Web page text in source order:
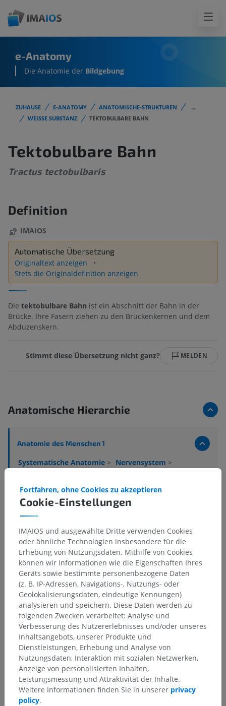
e-Anatomy
Die Anatomie der Bildgebung
ZUHAUSE E-ANATOMY ANATOMISCHE-STRUKTUREN
...
WEISSE SUBSTANZ
TEKTOBULBARE BAHN
Tektobulbare Bahn
Tractus tectobulbaris
Definition
IMAIOS
Automatische Übersetzung
Originaltext anzeigen
Stets die Originaldefinition anzeigen
Die tektobulbare Bahn ist ein Abschnitt der Bahn in der
Brücke. Ihre Fasern ziehen zu den Brückenkernen und dem
Abduzenskern.
Stimmt diese Übersetzung nicht ganz? MELDEN
Anatomische Hierarchie
Anatomie des Menschen 1
Systematische Anatomie > Nervensystem >
Brücke> Brückenhaube> Weiße Substanz
Tektobulbare Bahn
Darunterliegende Strukturen:
Für dieses anatomische
Teil gibt es keine zugehörigen Strukturen
Übersetzungen
Sie haben einen Fehler gefunden?
Sie können gerne eine Berichtigung, Übersetzung oder
inhaltliche Verbesserung vorschlagen.
Ein Problem melden
Cookie-Einstellungen
Fortfahren, ohne Cookies zu akzeptieren
IMAIOS und ausgewählte Dritte verwenden Cookies
oder ähnliche Technologien insbesondere für die
Erhebung von Nutzungsdaten. Mithilfe von Cookies
können wir Informationen wie die Eigenschaften Ihres
Geräts sowie bestimmte personenbezogene Daten
(z. B. IP-Adressen, Navigations-, Nutzungs- oder
Geolokalisierungsdaten, eindeutige Kennungen)
analysieren und speichern. Diese Daten werden zu
folgenden Zwecken verarbeitet: Analyse und
Verbesserung des Nutzererlebnisses und/oder unseres
Inhaltsangebots, unserer Produkte und
Dienstleistungen, Erhebung und Analyse von
Nutzungsdaten, Interaktion mit sozialen Netzwerken,
Anzeige von personalisierten Inhalten,
Leistungsmessung und Attraktivität der Inhalte.
Weitere Informationen finden Sie in unserer privacy
policy.